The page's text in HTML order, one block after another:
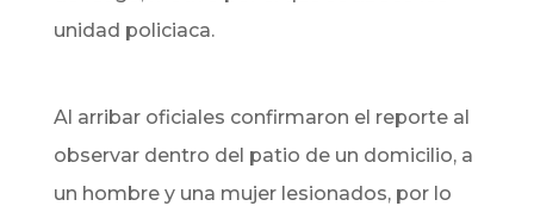
unidad policiaca.
Al arribar oficiales confirmaron el reporte al
observar dentro del patio de un domicilio, a
un hombre y una mujer lesionados, por lo